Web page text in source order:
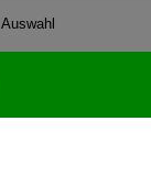
Auswahl